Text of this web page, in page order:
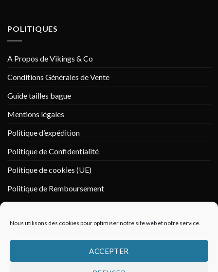
Nous utilisons des cookies pour optimiser notre site web et notre service.
ACCEPTER
POLITIQUES
A Propos de Vikings & Co
Conditions Générales de Vente
Guide tailles bague
Mentions légales
Politique d’expédition
Politique de Confidentialité
Politique de cookies (UE)
Politique de Remboursement